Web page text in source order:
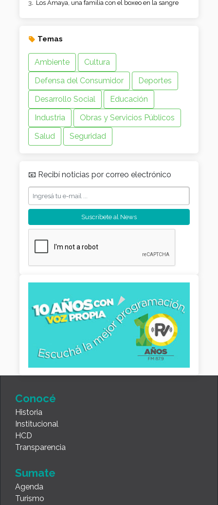
Los Amaya, una familia con el boxeo en la sangre
Temas
Ambiente
Cultura
Defensa del Consumidor
Deportes
Desarrollo Social
Educación
Industria
Obras y Servicios Públicos
Salud
Seguridad
📧 Recibí noticias por correo electrónico
Conocé
Historia
Institucional
HCD
Transparencia
Sumate
Agenda
Turismo